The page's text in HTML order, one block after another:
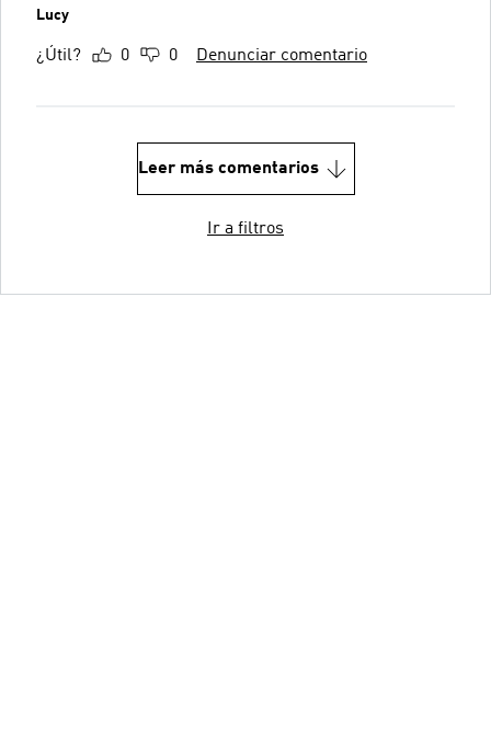
Lucy
¿Útil? 0 0 Denunciar comentario
Leer más comentarios
Ir a filtros